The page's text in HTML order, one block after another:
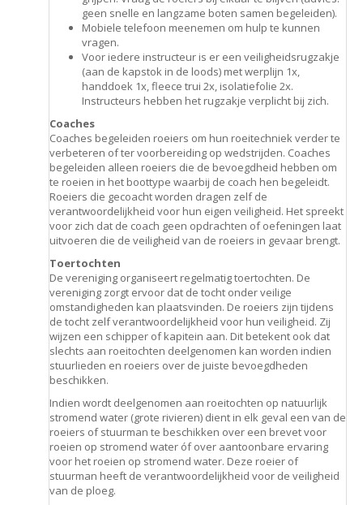
geen snelle en langzame boten samen begeleiden).
Mobiele telefoon meenemen om hulp te kunnen
vragen.
Voor iedere instructeur is er een veiligheidsrugzakje
(aan de kapstok in de loods) met werplijn 1x,
handdoek 1x, fleece trui 2x, isolatiefolie 2x.
Instructeurs hebben het rugzakje verplicht bij zich.
Coaches
Coaches begeleiden roeiers om hun roeitechniek verder te
verbeteren of ter voorbereiding op wedstrijden. Coaches
begeleiden alleen roeiers die de bevoegdheid hebben om
te roeien in het boottype waarbij de coach hen begeleidt.
Roeiers die gecoacht worden dragen zelf de
verantwoordelijkheid voor hun eigen veiligheid. Het spreekt
voor zich dat de coach geen opdrachten of oefeningen laat
uitvoeren die de veiligheid van de roeiers in gevaar brengt.
Toertochten
De vereniging organiseert regelmatig toertochten. De
vereniging zorgt ervoor dat de tocht onder veilige
omstandigheden kan plaatsvinden. De roeiers zijn tijdens
de tocht zelf verantwoordelijkheid voor hun veiligheid. Zij
wijzen een schipper of kapitein aan. Dit betekent ook dat
slechts aan roeitochten deelgenomen kan worden indien
stuurlieden en roeiers over de juiste bevoegdheden
beschikken.
Indien wordt deelgenomen aan roeitochten op natuurlijk
stromend water (grote rivieren) dient in elk geval een van de
roeiers of stuurman te beschikken over een brevet voor
roeien op stromend water óf over aantoonbare ervaring
voor het roeien op stromend water. Deze roeier of
stuurman heeft de verantwoordelijkheid voor de veiligheid
van de ploeg.